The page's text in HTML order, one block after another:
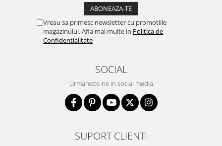
Vreau sa primesc newsletter cu promotiile
magazinului. Afla mai multe in Politica de
Confidentialitate
SOCIAL
Urmareste-ne in social media
SUPORT CLIENTI